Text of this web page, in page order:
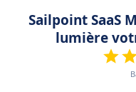
Sailpoint SaaS
lumière